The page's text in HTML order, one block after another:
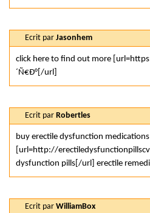
Ecrit par Jasonhem
click here to find out more
´Ñ€Ð°[/url]
Ecrit par Robertles
buy erectile dysfunction
[url=http://
dysfunction pills[/url] erectile
Ecrit par WilliamBox